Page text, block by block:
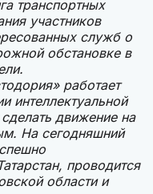
транспортных
участников
служб о
обстановке в
работает
интеллектуальной
движение на
На сегодняшний
проводится
области и